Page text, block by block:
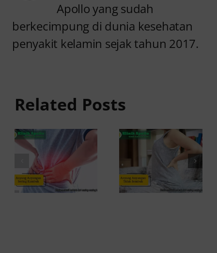
Apollo yang sudah
berkecimpung di dunia kesehatan
penyakit kelamin sejak tahun 2017.
Related Posts
Penyebab
Sering
Kambuh
dan Cara
Atasinya
Anyang
Penyebab
dan
Solusinya